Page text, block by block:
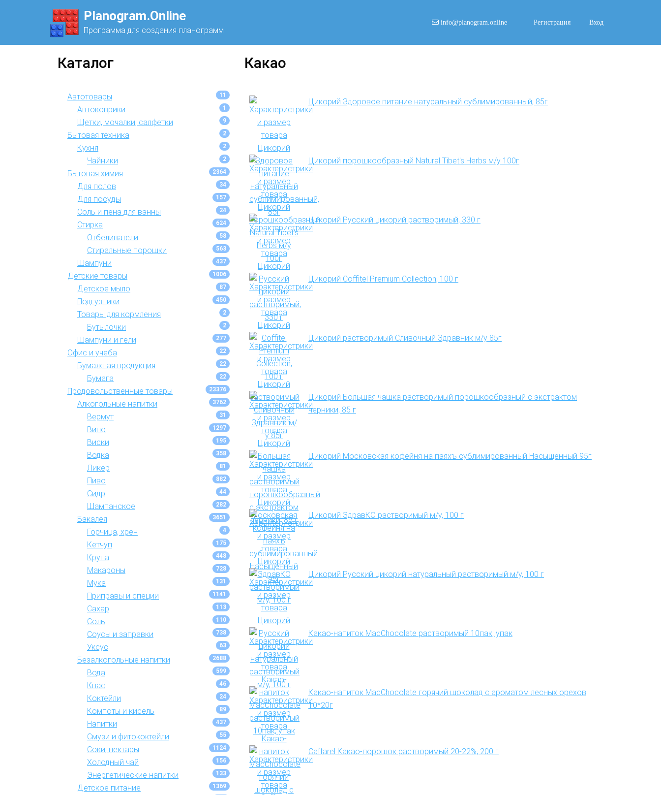
Planogram.Online
Программа для создания планограмм
info@planogram.online Регистрация Вход
Каталог
Автотовары 11
Автоковрики 1
Щетки, мочалки, салфетки 9
Бытовая техника 2
Кухня 2
Чайники 2
Бытовая химия 2364
Для полов 34
Для посуды 157
Соль и пена для ванны 24
Стирка 624
Отбеливатели 58
Стиральные порошки 563
Шампуни 437
Детские товары 1006
Детское мыло 87
Подгузники 450
Товары для кормления 2
Бутылочки 2
Шампуни и гели 277
Офис и учеба 22
Бумажная продукция 22
Бумага 22
Продовольственные товары 23376
Алкогольные напитки 3762
Вермут 31
Вино 1297
Виски 195
Водка 358
Ликер 81
Пиво 882
Сидр 44
Шампанское 282
Бакалея 3651
Горчица, хрен 4
Кетчуп 175
Крупа 448
Макароны 728
Мука 131
Приправы и специи 1141
Сахар 113
Соль 110
Соусы и заправки 738
Уксус 63
Безалкогольные напитки 2688
Вода 599
Квас 46
Коктейли 24
Компоты и кисель 89
Напитки 437
Смузи и фитококтейли 55
Соки, нектары 1124
Холодный чай 156
Энергетические напитки 133
Детское питание 1369
Какао
Цикорий Здоровое питание натуральный сублимированный, 85г
Цикорий порошкообразный Natural Tibet's Herbs м/у 100г
Цикорий Русский цикорий растворимый, 330 г
Цикорий Coffitel Premium Collection, 100 г
Цикорий растворимый Сливочный Здравник м/у 85г
Цикорий Большая чашка растворимый порошкообразный с экстрактом
черники, 85 г
Цикорий Московская кофейня на паяхъ сублимированный Насыщенный 95г
Цикорий ЗдравКО растворимый м/у, 100 г
Цикорий Русский цикорий натуральный растворимый м/у, 100 г
Какао-напиток MacChocolate растворимый 10пак, упак
Какао-напиток MacChocolate горячий шоколад с ароматом лесных орехов
10*20г
Caffarel Какао-порошок растворимый 20-22%, 200 г